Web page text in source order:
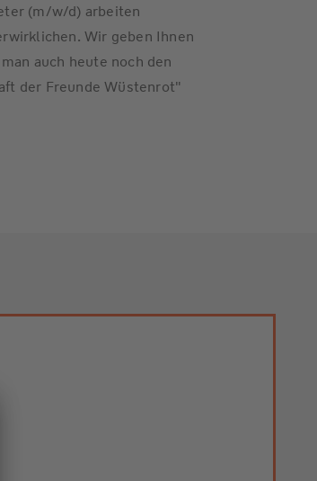
(m/w/d) arbeiten
Wir geben Ihnen
auch heute noch den
der Freunde Wüstenrot"